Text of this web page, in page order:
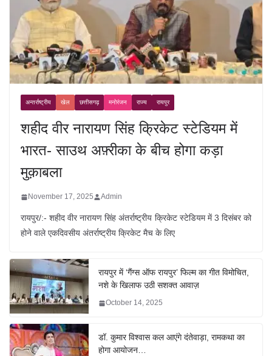
अन्तर्राष्ट्रीय खेल छत्तीसगढ़ मनोरंजन राज्य रायपुर
शहीद वीर नारायण सिंह क्रिकेट स्टेडियम में
भारत- साउथ अफ़्रीका के बीच होगा कड़ा
मुक़ाबला
November 17, 2025 Admin
रायपुर/:- शहीद वीर नारायण सिंह अंतर्राष्ट्रीय क्रिकेट स्टेडियम में 3 दिसंबर को
होने वाले एकदिवसीय अंतर्राष्ट्रीय क्रिकेट मैच के लिए
रायपुर में ‘गैंग्स ऑफ रायपुर’ फिल्म का गीत विमोचित,
नशे के खिलाफ उठी सशक्त आवाज़
October 14, 2025
डॉ. कुमार विश्वास कल आएंगे दंतेवाड़ा, रामकथा का
होगा आयोजन…